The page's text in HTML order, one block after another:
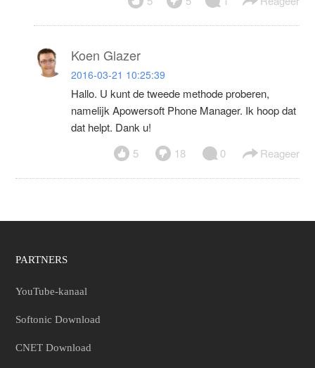
Koen Glazer
2016-03-21 10:25:39
Hallo. U kunt de tweede methode proberen,
namelijk Apowersoft Phone Manager. Ik hoop dat
dat helpt. Dank u!
5
18 0 Reageer
PARTNERS
YouTube-kanaal
Softonic Download
CNET Download